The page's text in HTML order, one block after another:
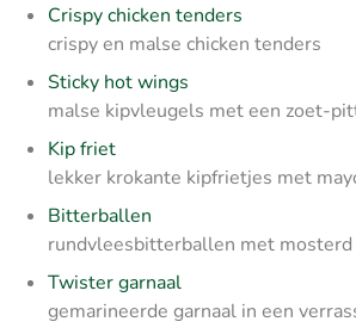
Crispy chicken tenders
crispy en malse chicken tenders
Sticky hot wings
malse kipvleugels met een zoet-
Kip friet
lekker krokante kipfrietjes met
Bitterballen
rundvleesbitterballen met mosterd
Twister garnaal
gemarineerde garnaal in een